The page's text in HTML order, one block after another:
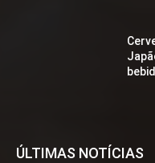
ÚLTIMAS NOTÍCIAS